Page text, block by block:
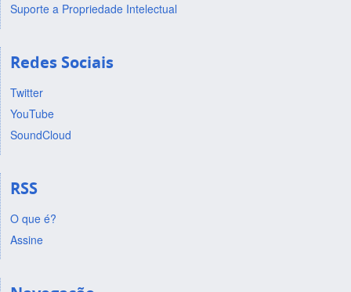
Suporte a Propriedade Intelectual
Redes Sociais
Twitter
YouTube
SoundCloud
RSS
O que é?
Assine